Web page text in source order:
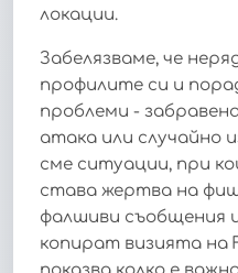
локации.
Забелязваме, че
профилите си и
проблеми -
атака или случайно
сме ситуации, при
става жертва на
фалшиви съобщения
копират визията на